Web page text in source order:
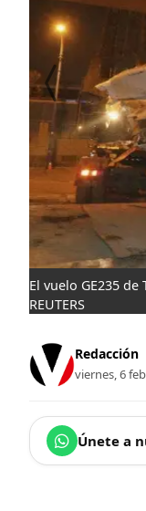
El vuelo GE235
REUTERS
Redacción
viernes, 6
Únete a